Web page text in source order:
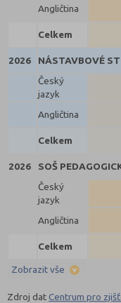
Angličtina
Celkem
2026
NÁSTAVBOVÉ
Český
jazyk
Angličtina
Celkem
2026
SOŠ
Český
jazyk
Angličtina
Celkem
Zobrazit vše
Zdroj datCentrum pro